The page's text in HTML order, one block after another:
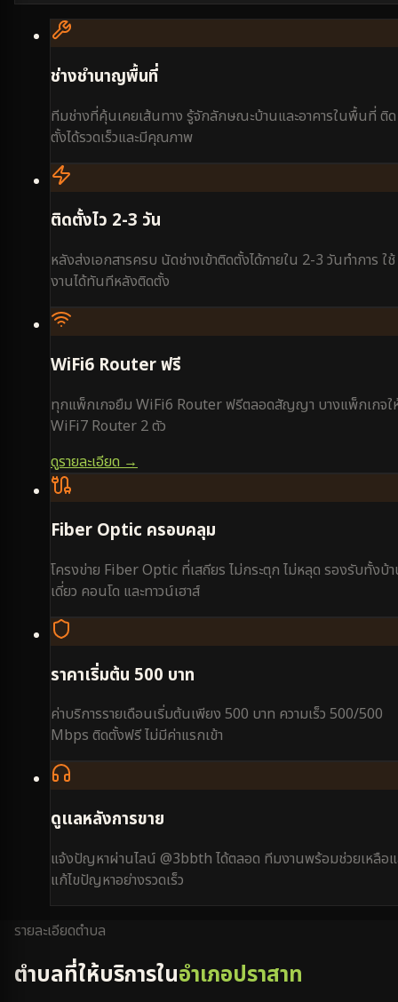
ช่างชำนาญพื้นที่
ทีมช่างที่คุ้นเคยเส้นทาง รู้จักลักษณะบ้านและอาคารในพื้นที่ ติด
ตั้งได้รวดเร็วและมีคุณภาพ
ติดตั้งไว 2-3 วัน
หลังส่งเอกสารครบ นัดช่างเข้าติดตั้งได้ภายใน 2-3 วันทำการ ใช้
งานได้ทันทีหลังติดตั้ง
WiFi6 Router ฟรี
ทุกแพ็กเกจยืม WiFi6 Router ฟรีตลอดสัญญา บางแพ็กเกจใ
WiFi7 Router 2 ตัว
ดูรายละเอียด →
Fiber Optic ครอบคลุม
โครงข่าย Fiber Optic ที่เสถียร ไม่กระตุก ไม่หลุด รองรับทั้งบ้
เดี่ยว คอนโด และทาวน์เฮาส์
ราคาเริ่มต้น 500 บาท
ค่าบริการรายเดือนเริ่มต้นเพียง 500 บาท ความเร็ว 500/500
Mbps ติดตั้งฟรี ไม่มีค่าแรกเข้า
ดูแลหลังการขาย
แจ้งปัญหาผ่านไลน์ @3bbth ได้ตลอด ทีมงานพร้อมช่วยเหลือแ
แก้ไขปัญหาอย่างรวดเร็ว
รายละเอียดตำบล
ตำบลที่ให้บริการในอำเภอปราสาท